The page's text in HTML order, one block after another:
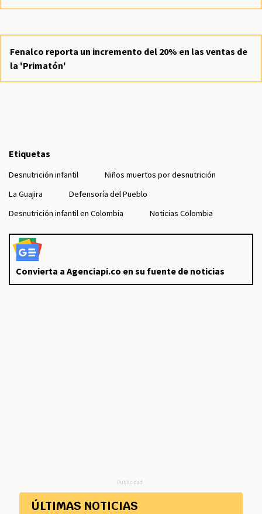
Fenalco reporta un incremento del 20% en las ventas de
la 'Primatón'
Etiquetas
Desnutrición infantil
Niños muertos por desnutrición
La Guajira
Defensoría del Pueblo
Desnutrición infantil en Colombia
Noticias Colombia
Convierta a Agenciapi.co en su fuente de noticias
Publicidad
ÚLTIMAS NOTICIAS